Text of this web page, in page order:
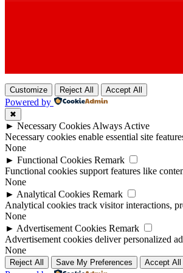
Customize Reject All Accept All
Powered by
✖
► Necessary CookiesAlways Active
Necessary cookies enable essential site
None
► Functional Cookies Remark
Functional cookies support features like
None
► Analytical Cookies Remark
Analytical cookies track visitor interactions,
None
► Advertisement Cookies Remark
Advertisement cookies deliver personalized
None
Reject All Save My Preferences Accept All